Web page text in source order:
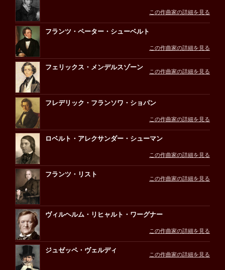
この作曲家の詳細を見る
フランツ・ペーター・シューベルト
この作曲家の詳細を見る
フェリックス・メンデルスゾーン
この作曲家の詳細を見る
フレデリック・フランソワ・ショパン
この作曲家の詳細を見る
ロベルト・アレクサンダー・シューマン
この作曲家の詳細を見る
フランツ・リスト
この作曲家の詳細を見る
ヴィルヘルム・リヒャルト・ワーグナー
この作曲家の詳細を見る
ジュゼッペ・ヴェルディ
この作曲家の詳細を見る